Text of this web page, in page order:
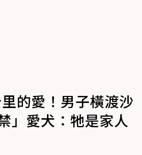
的愛！男子橫渡沙
」愛犬：牠是家人